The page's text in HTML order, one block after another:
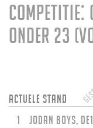
Competitie:
Onder 23
Actuele stand
1
Jodan Boys, de